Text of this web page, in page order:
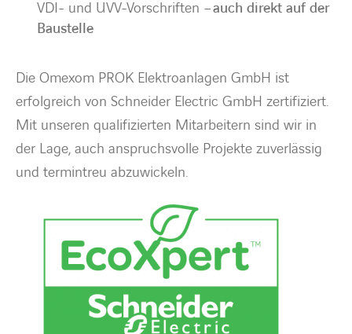
VDI- und UVV-Vorschriften –auch direkt auf der
Baustelle
Die Omexom PROK Elektroanlagen GmbH ist
erfolgreich von Schneider Electric GmbH zertifiziert.
Mit unseren qualifizierten Mitarbeitern sind wir in
der Lage, auch anspruchsvolle Projekte zuverlässig
und termintreu abzuwickeln.